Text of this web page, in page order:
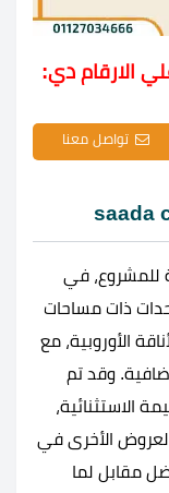
الارقام دي:
تواصل معنا
للمشروع، في
ذات مساحات
الأوروبية، مع
وقد تم
الاستثنائية،
الأخرى في
مقابل لما